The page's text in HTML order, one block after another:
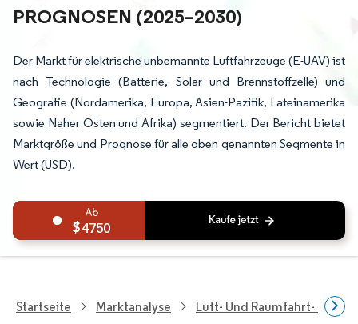
ROGNOSEN (2025–2030)
Der Markt für elektrische unbemannte Luftfahrzeuge (E-UAV) ist
nach Technologie (Batterie, Solar und Brennstoffzelle) und
Geografie (Nordamerika, Europa, Asien-Pazifik, Lateinamerika
sowie Naher Osten und Afrika) segmentiert. Der Bericht bietet
Marktgröße und Prognose für alle oben genannten Segmente in
Wert (USD).
4750
Startseite Marktanalyse Luft- Und Raumfahrt- Und